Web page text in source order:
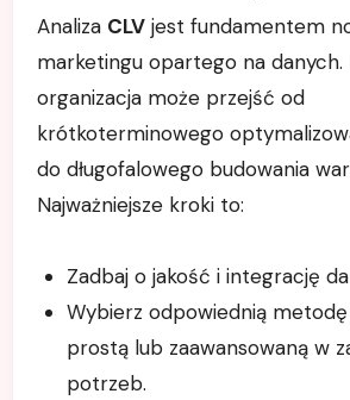
Analiza CLVjest fundamentem
marketingu opartego na danych.
organizacja może przejść od
krótkoterminowego
do długofalowego budowania
Najważniejsze kroki to:
Zadbaj o jakość i integrację
Wybierz odpowiednią
prostą lub zaawansowaną w
potrzeb.